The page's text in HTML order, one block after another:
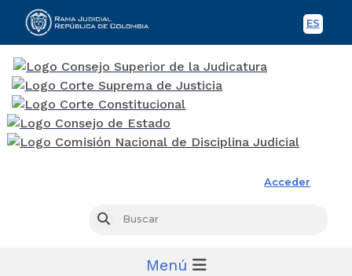
ES
Acceder
Buscar
Menú